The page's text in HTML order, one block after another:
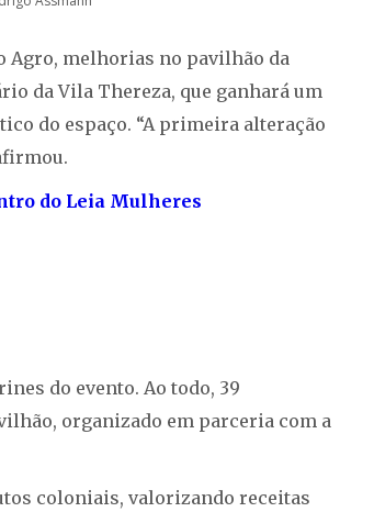
Agro, melhorias no pavilhão da
da Vila Thereza, que ganhará um
do espaço. “A primeira alteração
do Leia Mulheres
do evento. Ao todo, 39
organizado em parceria com a
coloniais, valorizando receitas